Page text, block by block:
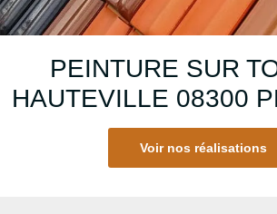
PEINTURE SUR
HAUTEVILLE 08300
Voir nos réalisations